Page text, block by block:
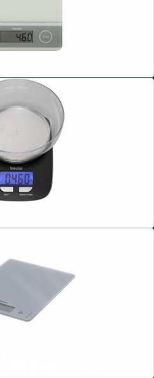
Paketwaage
Alle Rechte vorbehalten.